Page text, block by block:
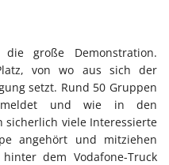
große Demonstration.
von wo aus sich der
setzt. Rund 50 Gruppen
und wie in den
sicherlich viele Interessierte
angehört und mitziehen
dem Vodafone-Truck